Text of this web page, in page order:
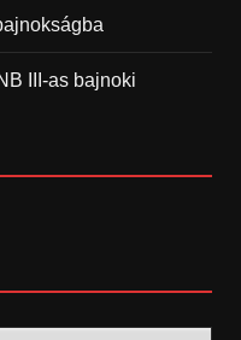
III-as bajnoki